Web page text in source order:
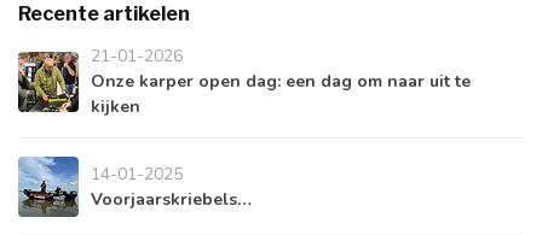
Recente artikelen
21-01-2026
Onze karper open dag: een dag om naar uit te
kijken
14-01-2025
Voorjaarskriebels…